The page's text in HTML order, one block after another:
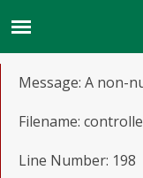
A PHP Error was
Message: A non-
Filename:
Line Number: 198